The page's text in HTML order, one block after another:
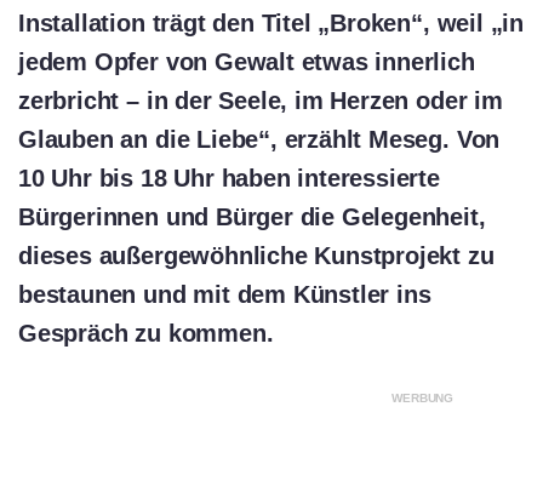
Installation trägt den Titel „Broken“, weil „in
jedem Opfer von Gewalt etwas innerlich
zerbricht – in der Seele, im Herzen oder im
Glauben an die Liebe“, erzählt Meseg. Von
10 Uhr bis 18 Uhr haben interessierte
Bürgerinnen und Bürger die Gelegenheit,
dieses außergewöhnliche Kunstprojekt zu
bestaunen und mit dem Künstler ins
Gespräch zu kommen.
WERBUNG